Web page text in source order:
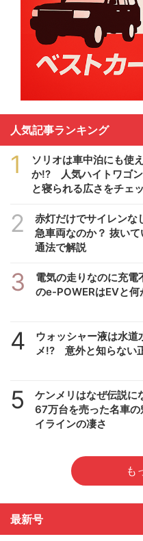
人気記事ランキング
1
ソリオは車中泊にも使
か!? 人気ハイトワゴ
と寝られる広さをチェ
2
赤灯だけでサイレンな
急車両なのか？ 抜い
通法で解説
3
電気の走りなのに充
のe-POWERはEVと何
4
ウォッシャー液は水道
メ!? 意外と知らない
5
ケンメリはなぜ伝説に
67万台を売った名車
イラインの凄さ
も
最新号